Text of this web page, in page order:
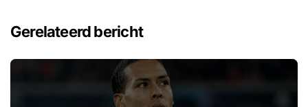
Gerelateerd bericht